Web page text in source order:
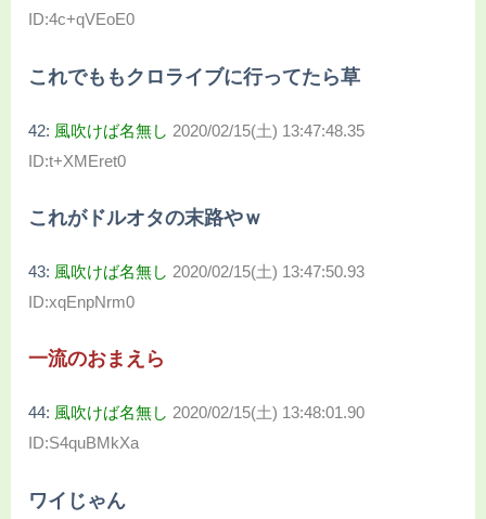
ID:4c+qVEoE0
これでももクロライブに行ってたら草
42: 風吹けば名無し 2020/02/15(土) 13:47:48.35
ID:t+XMEret0
これがドルオタの末路やｗ
43: 風吹けば名無し 2020/02/15(土) 13:47:50.93
ID:xqEnpNrm0
一流のおまえら
44: 風吹けば名無し 2020/02/15(土) 13:48:01.90
ID:S4quBMkXa
ワイじゃん